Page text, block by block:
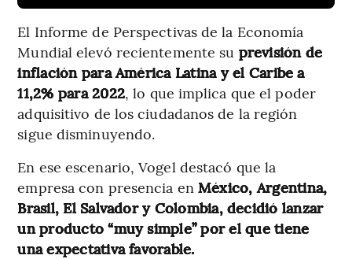
El Informe de Perspectivas de la Economía
Mundial elevó recientemente su previsión de
inflación para América Latina y el Caribe a
11,2% para 2022, lo que implica que el poder
adquisitivo de los ciudadanos de la región
sigue disminuyendo.
En ese escenario, Vogel destacó que la
empresa con presencia en México, Argentina,
Brasil, El Salvador y Colombia, decidió lanzar
un producto “muy simple” por el que tiene
una expectativa favorable.